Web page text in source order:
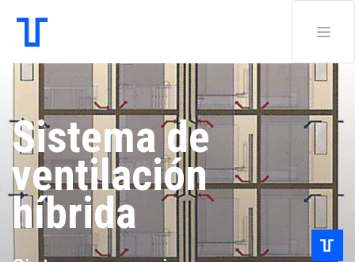
Sistema de
ventilación
híbrida